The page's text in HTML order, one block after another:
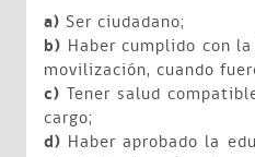
a) Ser ciudadano;
b) Haber cumplido con
movilización, cuando
c) Tener salud
cargo;
d) Haber aprobado la